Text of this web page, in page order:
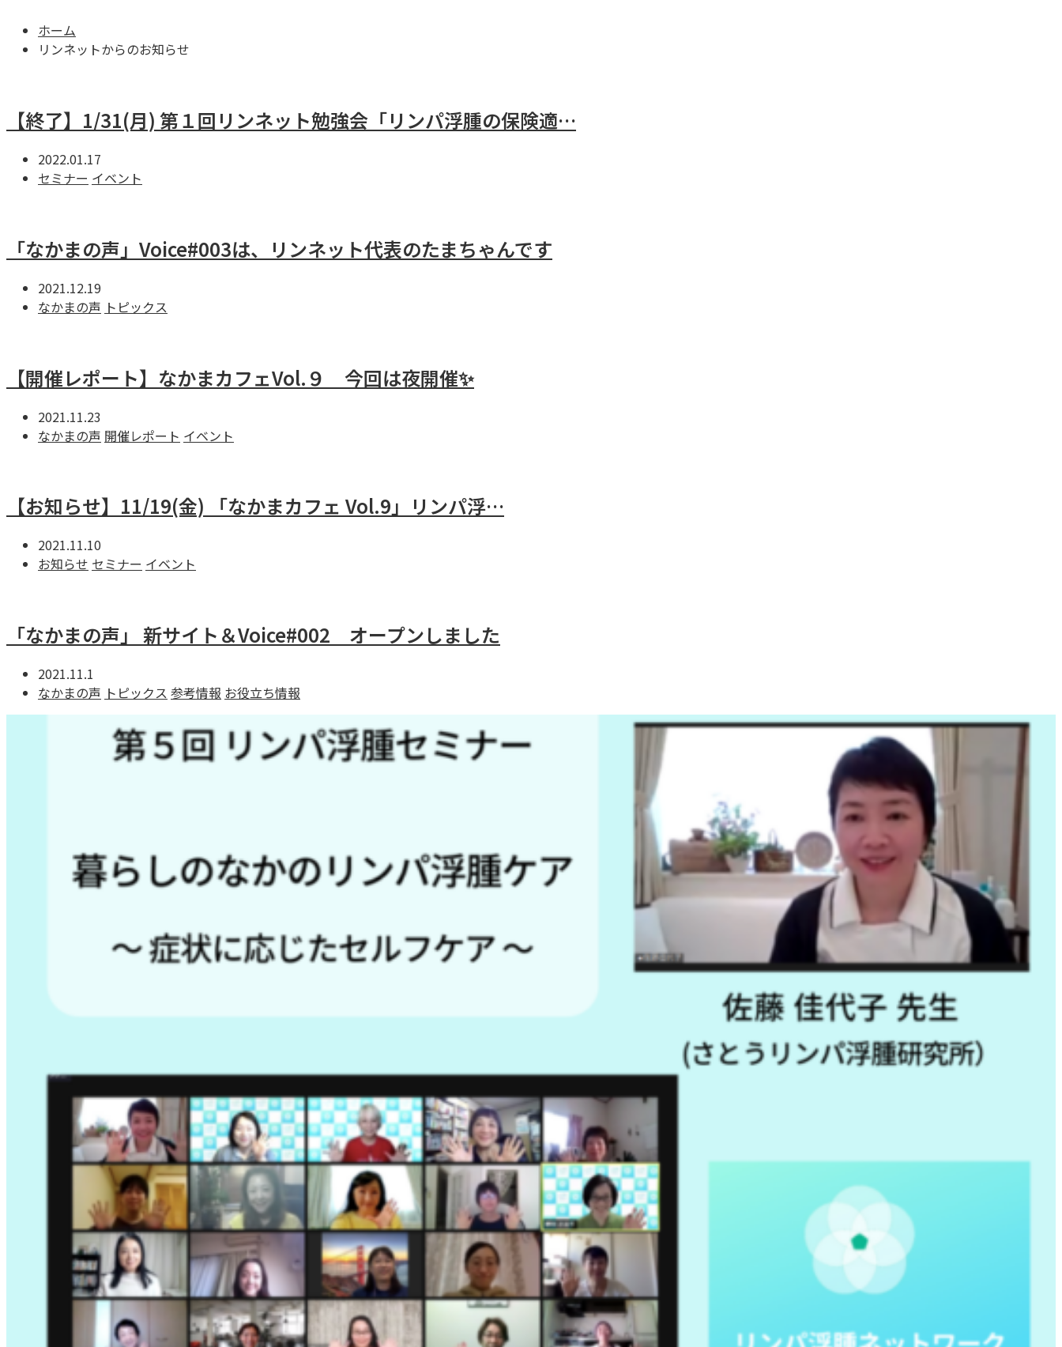
ホーム
リンネットからのお知らせ
【終了】1/31(月) 第１回リンネット勉強会「リンパ浮腫の保険適…
2022.01.17
セミナー イベント
「なかまの声」Voice#003は、リンネット代表のたまちゃんです
2021.12.19
なかまの声 トピックス
【開催レポート】なかまカフェVol.９ 今回は夜開催✨
2021.11.23
なかまの声 開催レポート イベント
【お知らせ】11/19(金) 「なかまカフェ Vol.9」リンパ浮…
2021.11.10
お知らせ セミナー イベント
「なかまの声」 新サイト＆Voice#002 オープンしました
2021.11.1
なかまの声 トピックス 参考情報 お役立ち情報